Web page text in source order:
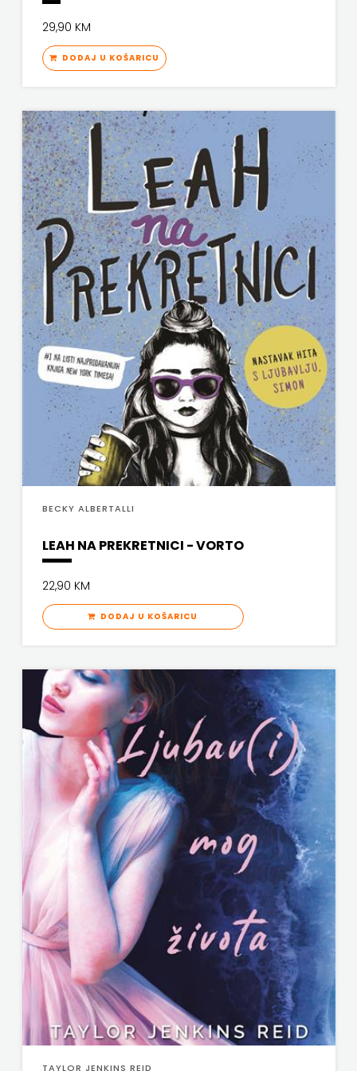
KNJIGA
Telegram
grupa
d.o.o.
TERAPIJA,
ZAGREB
Twins
Company
UDRUGA
GLUTEN
FREE
V.B.Z.
VORTO
PALABRA
ZNANJE
29,90 KM
DODAJ U KOŠARICU
BECKY ALBERTALLI
LEAH NA PREKRETNICI - VORTO
22,90 KM
DODAJ U KOŠARICU
TAYLOR JENKINS REID